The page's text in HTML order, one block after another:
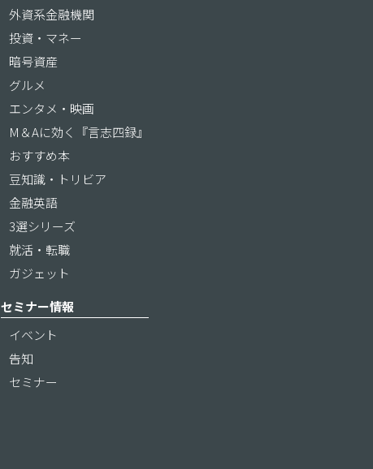
外資系金融機関
投資・マネー
暗号資産
グルメ
エンタメ・映画
M＆Aに効く『言志四録』
おすすめ本
豆知識・トリビア
金融英語
3選シリーズ
就活・転職
ガジェット
セミナー情報
イベント
告知
セミナー